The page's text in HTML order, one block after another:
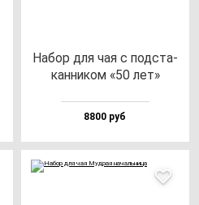
Набор для чая с под­ста­
кан­ни­ком «50 лет»
8800 руб